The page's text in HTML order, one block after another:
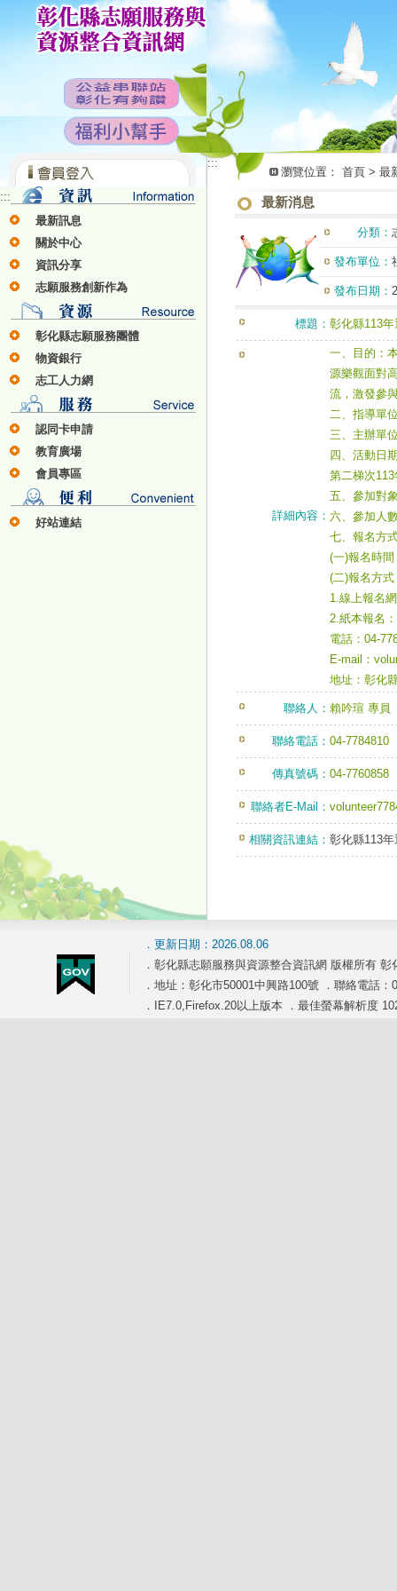
:::
最新訊息
關於中心
資訊分享
志願服務創新作為
彰化縣志願服務團體
物資銀行
志工人力網
認同卡申請
教育廣場
會員專區
好站連結
:::
瀏覽位置： 首頁 > 最
最新消息
分類：
發布單位：
發布日期：
標題： 彰化縣113
詳細內容：
一、目的：
源樂觀面對
流，激發參
二、指導單
三、主辦單
四、活動日
第二梯次
五、參加對
六、參加人
七、報名方
(一)報名時
(二)報名方式
1.線上報名
2.紙本報名
電話：04-
E-mail：
地址：彰化
聯絡人： 賴吟瑄 專員
聯絡電話： 04-7784810
傳真號碼： 04-7760858
聯絡者E-Mail：
相關資訊連結： 彰化縣113
．更新日期：2026.08.06
．彰化縣志願服務與資源整合資訊網 版權所有 彰
．地址：彰化市50001中興路100號 ．聯絡電話
．IE7.0,Firefox.20以上版本 ．最佳螢幕解析度